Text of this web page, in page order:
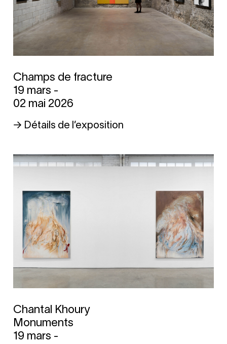
Champs de fracture
19 mars -
02 mai 2026
→ Détails de l’exposition
Chantal Khoury
Monuments
19 mars -